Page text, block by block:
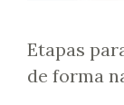
Etapas
de forma